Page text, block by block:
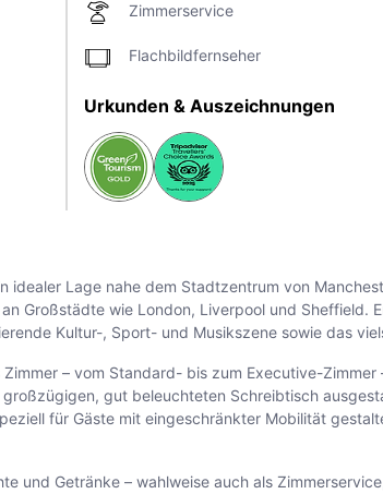
Zimmerservice
Flachbildfernseher
Urkunden & Auszeichnungen
Lage nahe dem Stadtzentrum von
Großstädte wie London, Liverpool und Sheffield.
Kultur-, Sport- und Musikszene sowie das
– vom Standard- bis zum Executive-
gut beleuchteten Schreibtisch
für Gäste mit eingeschränkter Mobilität
und Getränke – wahlweise auch als